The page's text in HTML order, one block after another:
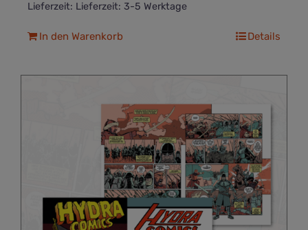
Lieferzeit: Lieferzeit: 3-5 Werktage
In den Warenkorb Details